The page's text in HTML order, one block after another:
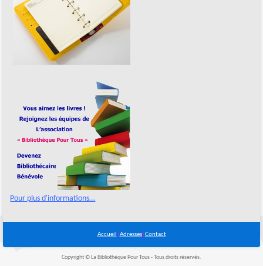
Pour plus d'informations…
Accueil Adresses| Contact
Copyright © La Bibliothèque Pour Tous - Tous droits réservés.